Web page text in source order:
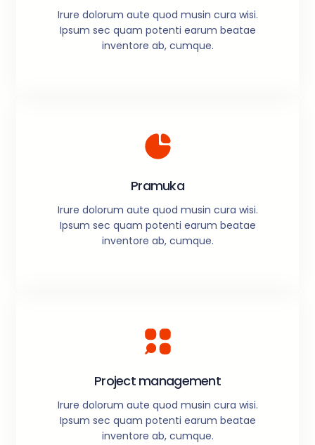
Irure dolorum aute quod musin cura wisi.
Ipsum sec quam potenti earum beatae
inventore ab, cumque.
Pramuka
Irure dolorum aute quod musin cura wisi.
Ipsum sec quam potenti earum beatae
inventore ab, cumque.
Project management
Irure dolorum aute quod musin cura wisi.
Ipsum sec quam potenti earum beatae
inventore ab, cumque.